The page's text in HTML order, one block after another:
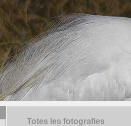
Totes les fotografies